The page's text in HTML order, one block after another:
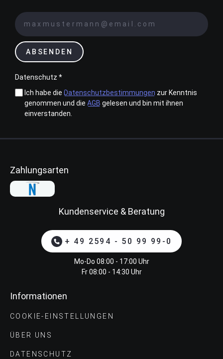
ABSENDEN
Datenschutz *
Ich habe die Datenschutzbestimmungen zur Kenntnis
genommen und die AGB gelesen und bin mit ihnen
einverstanden.
Zahlungsarten
Kundenservice & Beratung
+ 49 2594 - 50 99 99-0
Mo-Do 08:00 - 17:00 Uhr
Fr 08:00 - 14:30 Uhr
Informationen
COOKIE-EINSTELLUNGEN
ÜBER UNS
DATENSCHUTZ